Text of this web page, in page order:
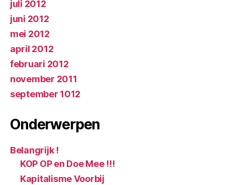
juli 2012
juni 2012
mei 2012
april 2012
februari 2012
november 2011
september 1012
Onderwerpen
Belangrijk !
KOP OP en Doe Mee !!!
Kapitalisme Voorbij